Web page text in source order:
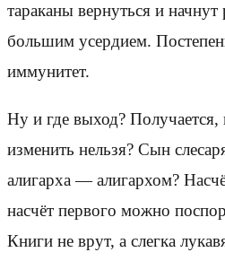
тараканы вернуться и
большим усердием.
иммунитет.
Ну и где выход? Получается,
изменить нельзя? Сын
алигарха — алигархом?
насчёт первого можно
Книги не врут, а слегка